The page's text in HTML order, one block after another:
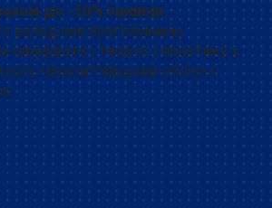
до -50% знижки
володіння програмними
і теорію, і практику з
«Бухгалтерський облік» і